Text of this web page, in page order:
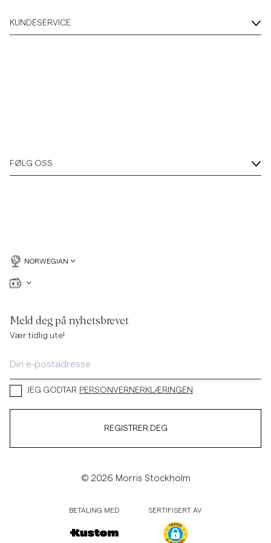
KUNDESERVICE
FØLG OSS
NORWEGIAN
Meld deg på nyhetsbrevet
Vær tidlig ute!
JEG GODTAR PERSONVERNERKLÆRINGEN
REGISTRER DEG
© 2026 Morris Stockholm
BETALING MED SERTIFISERT AV